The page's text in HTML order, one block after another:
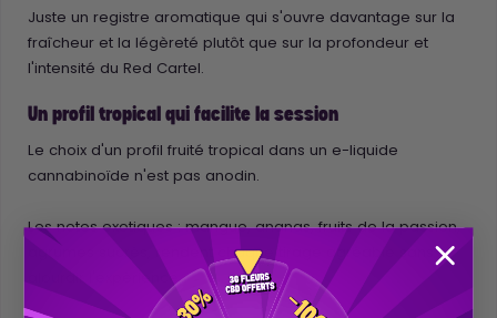
Juste un registre aromatique qui s'ouvre davantage sur la
fraîcheur et la légèreté plutôt que sur la profondeur et
l'intensité du Red Cartel.
Un profil tropical qui facilite la session
Le choix d'un profil fruité tropical dans un e-liquide
cannabinoïde n'est pas anodin.
Les notes exotiques : mangue, ananas, fruits de la passion,
agrumes sucrés, rendent chaque tirage agréable sans
alourdir l'expérience.